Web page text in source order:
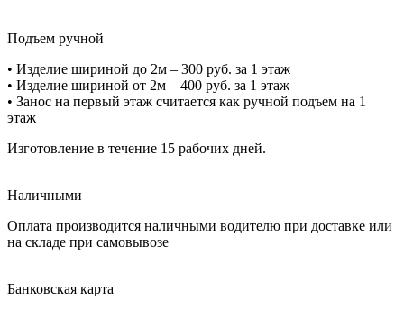
Подъем ручной
• Изделие шириной до 2м – 300 руб. за 1 этаж
• Изделие шириной от 2м – 400 руб. за 1 этаж
• Занос на первый этаж считается как ручной подъем на 1
этаж
Изготовление в течение 15 рабочих дней.
Наличными
Оплата производится наличными водителю при доставке или
на складе при самовывозе
Банковская карта